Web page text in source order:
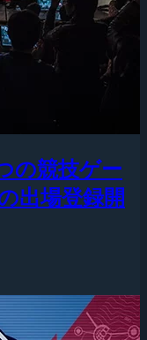
の競技ゲー
出場登録開